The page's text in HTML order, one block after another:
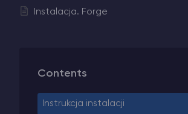
Instalacja. Forge
Contents
Instrukcja instalacji